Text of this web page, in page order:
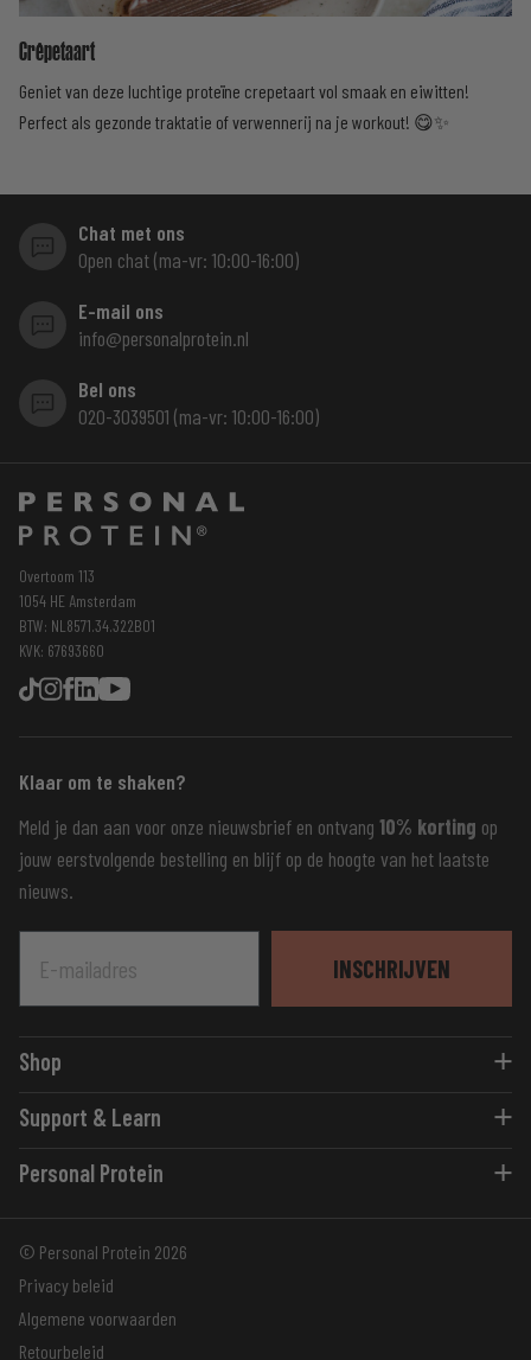
Crêpetaart
Geniet van deze luchtige proteïne crepetaart vol smaak en eiwitten!
Perfect als gezonde traktatie of verwennerij na je workout! 😋✨
Chat met ons
Open chat (ma-vr: 10:00-16:00)
E-mail ons
info@personalprotein.nl
Bel ons
020-3039501 (ma-vr: 10:00-16:00)
Overtoom 113
1054 HE Amsterdam
BTW: NL8571.34.322B01
KVK: 67693660
Shop
Eiwitshakes
Flavour Shots
Eiwitrepen
Accessoires
Support & Learn
Blogs
Advies
Support
Personal Protein
Klaar om te shaken?
Meld je dan aan voor onze nieuwsbrief en ontvang 10% korting op
jouw eerstvolgende bestelling en blijf op de hoogte van het laatste
nieuws.
INSCHRIJVEN
© Personal Protein 2026
Privacy beleid
Algemene voorwaarden
Retourbeleid